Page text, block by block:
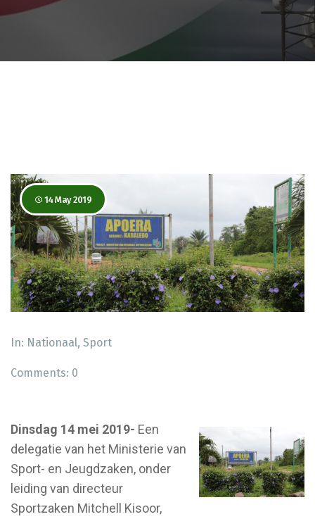
14 May 2019
In: Nationaal, Sport
Comments: 0
Dinsdag 14 mei 2019- Een
delegatie van het Ministerie van
Sport- en Jeugdzaken, onder
leiding van directeur
Sportzaken Mitchell Kisoor,